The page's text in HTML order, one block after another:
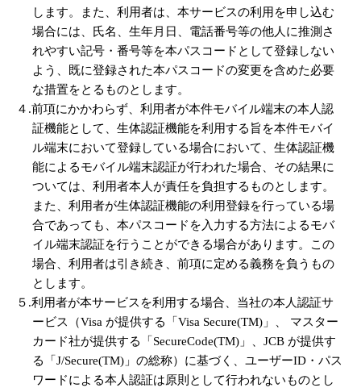
します。また、利用者は、本サービスの利用を申し込む
場合には、氏名、生年月日、電話番号等の他人に推測さ
れやすい記号・番号等を本パスコードとして登録しない
よう、既に登録された本パスコードの変更を含めた必要
な措置をとるものとします。
４.前項にかかわらず、利用者が本件モバイル端末の本人認
証機能として、生体認証機能を利用する旨を本件モバイ
ル端末において登録している場合において、生体認証機
能によるモバイル端末認証が行われた場合、その結果に
ついては、利用者本人が責任を負担するものとします。
また、利用者が生体認証機能の利用登録を行っている場
合であっても、本パスコードを入力する方法によるモバ
イル端末認証を行うことができる場合があります。この
場合、利用者は引き続き、前項に定める義務を負うもの
とします。
５.利用者が本サービスを利用する場合、当社の本人認証サ
ービス（Visa が提供する「Visa Secure(TM)」、 マスター
カード社が提供する「SecureCode(TM)」、JCB が提供す
る「J/Secure(TM)」の総称）に基づく、ユーザーID・パス
ワードによる本人認証は原則として行われないものとし